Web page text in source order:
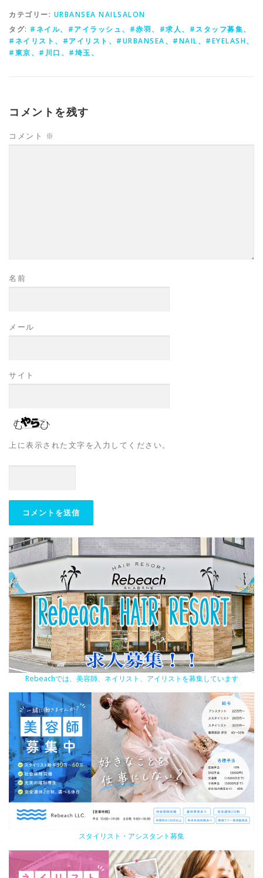
カテゴリー: URBANSEA NAILSALON
タグ: #ネイル、#アイラッシュ、#赤羽、#求人、#スタッフ募集、
#ネイリスト、#アイリスト、#URBANSEA、#NAIL、#EYELASH、
#東京、#川口、#埼玉、
コメントを残す
コメント ※
名前
メール
サイト
上に表示された文字を入力してください。
Rebeachでは、美容師、ネイリスト、アイリストを募集しています
スタイリスト・アシスタント募集